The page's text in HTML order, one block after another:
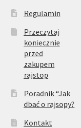
Regulamin
Przeczytaj
koniecznie
przed
zakupem
rajstop
Poradnik “Jak
dbać o rajsopy?
Kontakt